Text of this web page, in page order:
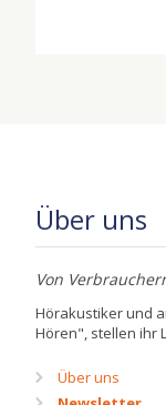
Über uns
Von
Hörakustiker und
Hören", stellen ihr
Über uns